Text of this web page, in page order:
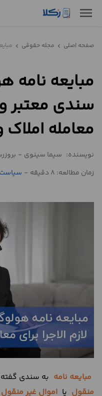
menu
نمونه
تنظیم
مشاوره
حقوقی
استعلام
محاسبه
ما
صفحه اصلی chevron_left مجله حقوقی chevron_left
مبایعه نامه
سندی معتبر و
معامله
نویسنده: سیما سینوی -
زمان مطالعه: 8 دقیقه
- سیاست
مبایعه نامه به سندی
منقول یا اموال غیر منقول